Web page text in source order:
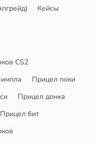
Кейсы
CS2
Прицел поки
Прицел донка
Прицел бит